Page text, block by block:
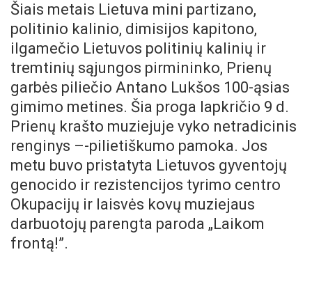
Šiais metais Lietuva mini partizano,
politinio kalinio, dimisijos kapitono,
ilgamečio Lietuvos politinių kalinių ir
tremtinių sąjungos pirmininko, Prienų
garbės piliečio Antano Lukšos 100-ąsias
gimimo metines. Šia proga lapkričio 9 d.
Prienų krašto muziejuje vyko netradicinis
renginys –-pilietiškumo pamoka. Jos
metu buvo pristatyta Lietuvos gyventojų
genocido ir rezistencijos tyrimo centro
Okupacijų ir laisvės kovų muziejaus
darbuotojų parengta paroda „Laikom
frontą!”.